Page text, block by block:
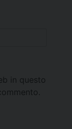
in questo